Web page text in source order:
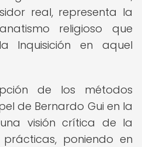
real, representa la
religioso que
Inquisición en aquel
de los métodos
de Bernardo Gui en la
visión crítica de la
poniendo en